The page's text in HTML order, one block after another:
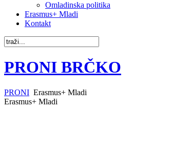
Omladinska politika
Erasmus+ Mladi
Kontakt
PRONI BRČKO
PRONI Erasmus+ Mladi
Erasmus+ Mladi